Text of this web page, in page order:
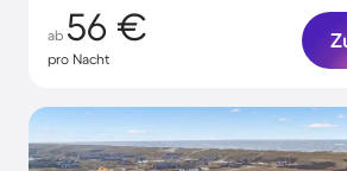
ab 56 €
pro Nacht